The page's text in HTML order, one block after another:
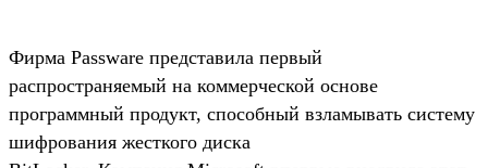
Фирма Passware представила первый
распространяемый на коммерческой основе
программный продукт, способный взламывать систему
шифрования жесткого диска